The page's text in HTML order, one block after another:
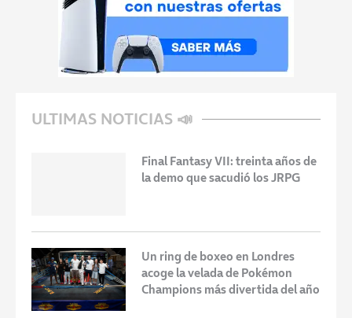
ULTIMAS NOTICIAS 📣
Final Fantasy VII: treinta años de
la demo que sacudió los JRPG
Un ring de boxeo en Londres
acoge la velada de Pokémon
Champions más divertida del año